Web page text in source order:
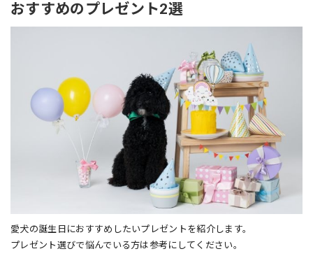
おすすめのプレゼント2選
愛犬の誕生日におすすめしたいプレゼントを紹介します。
プレゼント選びで悩んでいる方は参考にしてください。